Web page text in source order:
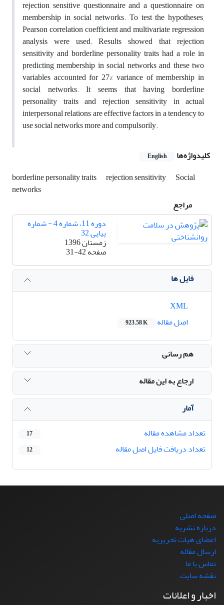
rejection sensitive questionnaire and a questionnaire on
membership in social networks. To test the hypotheses,
Pearson correlation coefficient and multivariate regression
analysis were used. Results showed that rejection
sensitivity and borderline personality traits had a role in
predicting membership in social networks and these two
variables accounted for 27% variance of membership in
social networks. It seems that having borderline
personality traits and rejection sensitivity in actual
interpersonal relations are effective factors in a tendency to
use social networks more and compulsorily.
کلیدواژه‌ها
English
borderline personality traits rejection sensitivity
Social
networks
مراجع
دوره 11، شماره 4 - شماره
پیاپی 32
زمستان 1396
صفحه31-42
فایل ها
اصل مقاله
923.58 K
هم رسانی
ارجاع به این مقاله
آمار
تعداد مشاهده مقاله
17
تعداد دریافت فایل اصل مقاله 12
صفحه اصلی
درباره نشریه
اعضای هیات تحریریه
ارسال مقاله
تماس با ما
نقشه سایت
اخبار و اعلانات